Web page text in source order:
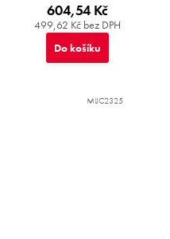
499,62 Kč bez DPH
604,54 Kč
Do košíku
MIJC2325